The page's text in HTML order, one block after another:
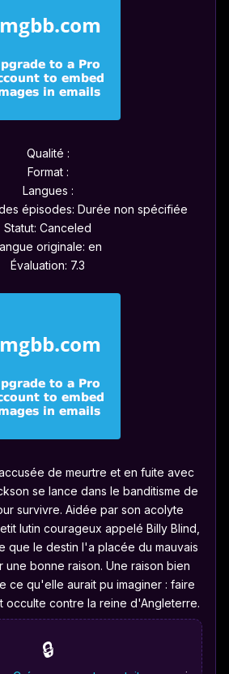
Qualité :
Format :
Langues :
épisodes: Durée non spécifiée
Statut: Canceled
originale: en
Évaluation: 7.3
de meurtre et en fuite avec
se lance dans le banditisme de
survivre. Aidée par son acolyte
lutin courageux appelé Billy Blind,
que le destin l'a placée du mauvais
bonne raison. Une raison bien
ce qu'elle aurait pu imaginer : faire
occulte contre la reine d'Angleterre.
🔒